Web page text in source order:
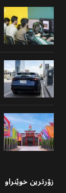
زۆرترین خوێنراو